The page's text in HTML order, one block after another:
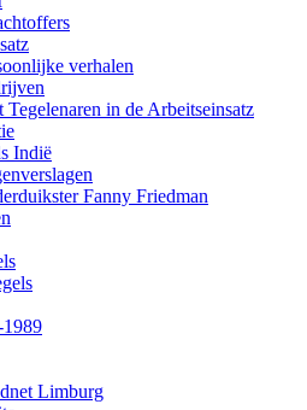
verhalen
Tegelenaren in de Arbeitseinsatz
Indië
Fanny Friedman
1989
Limburg